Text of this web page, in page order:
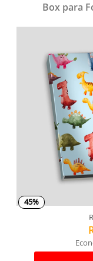
Box para
45%